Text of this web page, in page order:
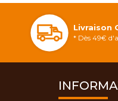
Livraison
* Dès 49€